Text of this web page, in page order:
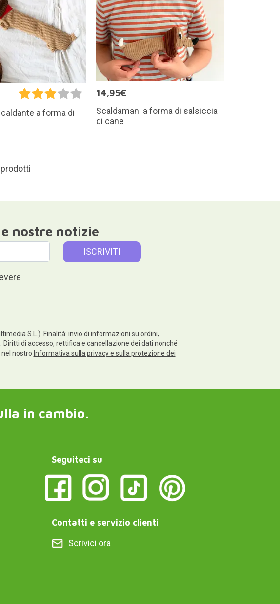
a forma di
14,95€
Scaldamani a forma di salsiccia
di cane
nostre notizie
S.L.). Finalità: invio di informazioni su ordini,
di accesso, rettifica e cancellazione dei dati nonché
nostro Informativa sulla privacy e sulla protezione dei
in cambio.
Seguiteci su
Contatti e servizio clienti
Scrivici ora